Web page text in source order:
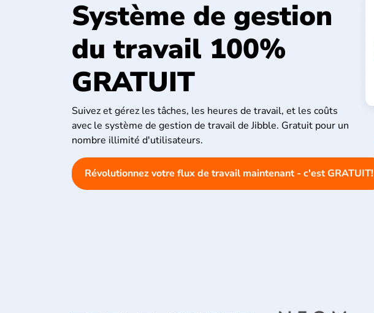
Système de gestion
du travail 100%
GRATUIT
Suivez et gérez les tâches, les heures de travail, et les coûts
avec le système de gestion de travail de Jibble. Gratuit pour un
nombre illimité d'utilisateurs.
Révolutionnez votre flux de travail maintenant - c'est GRATUIT!